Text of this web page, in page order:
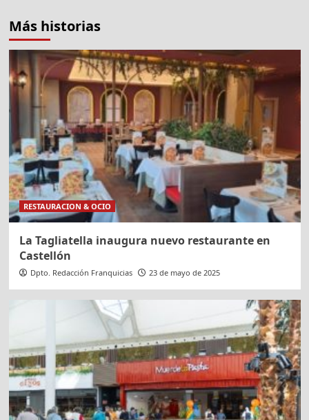
Más historias
RESTAURACION & OCIO
La Tagliatella inaugura nuevo restaurante en
Castellón
Dpto. Redacción Franquicias 23 de mayo de 2025